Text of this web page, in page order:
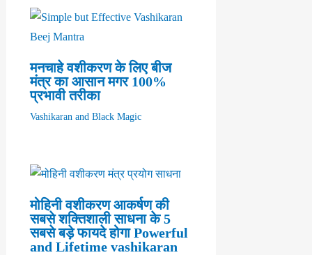
मनचाहे वशीकरण के लिए बीज
मंत्र का आसान मगर 100%
प्रभावी तरीका
Vashikaran and Black Magic
मोहिनी वशीकरण आकर्षण की
सबसे शक्तिशाली साधना के 5
सबसे बड़े फायदे होगा Powerful
and Lifetime vashikaran